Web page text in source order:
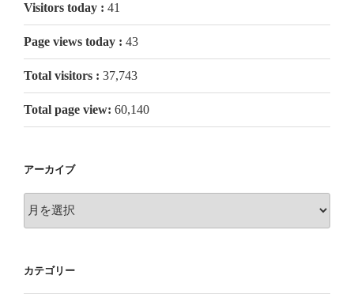
Visitors today : 41
Page views today : 43
Total visitors : 37,743
Total page view: 60,140
アーカイブ
ー
ブ
カテゴリー